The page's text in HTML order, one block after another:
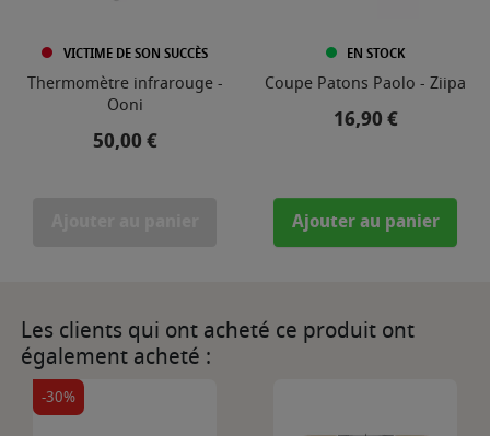
VICTIME DE SON SUCCÈS
Thermomètre infrarouge -
Ooni
Prix
50,00 €
EN STOCK
Coupe Patons Paolo - Ziipa
Prix
16,90 €
Ajouter au panier
Les clients qui ont acheté ce produit ont
également acheté :
-30%